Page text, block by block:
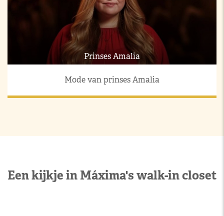
Prinses Amalia
Mode van prinses Amalia
Een kijkje in Máxima's walk-in closet